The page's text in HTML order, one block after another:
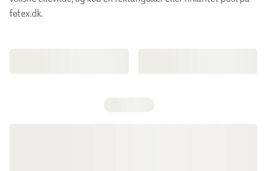
bade, når vejret og luften er til det. Gør familiens